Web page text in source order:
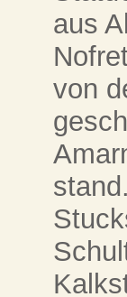
aus
von